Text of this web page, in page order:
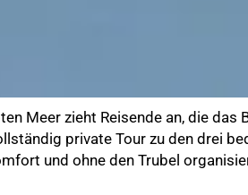
Meer zieht Reisende an, die das
private Tour zu den drei
und ohne den Trubel